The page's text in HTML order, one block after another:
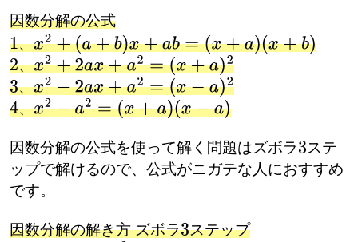
因数分解の公式
、
x2+(a+b)x+ab=(x+a)(x+b)
、
x2+2ax+a2=(x+a)2
、
x2−2ax+a2=(x−a)2
、
x2−a2=(x+a)(x−a)
因数分解の公式を使って解く問題はズボラ3ステ
ップで解けるので、公式がニガテな人におすすめ
です。
因数分解の解き方 ズボラ3ステップ